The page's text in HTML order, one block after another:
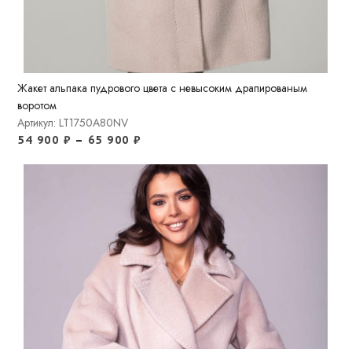
Жакет альпака пудрового цвета с невысоким драпированым
воротом
Артикул: LT1750A80NV
54 900 ₽ – 65 900₽